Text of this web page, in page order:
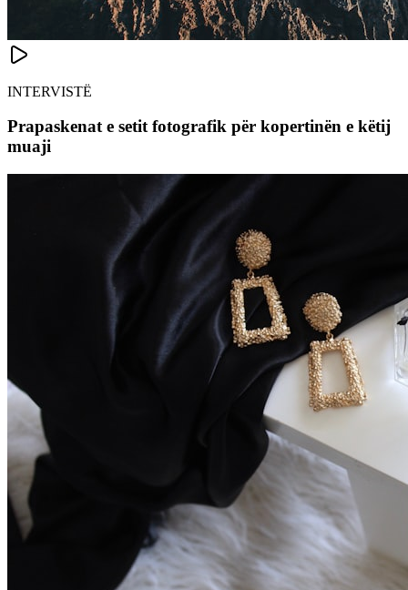
INTERVISTË
Prapaskenat e setit fotografik për kopertinën e këtij
muaji